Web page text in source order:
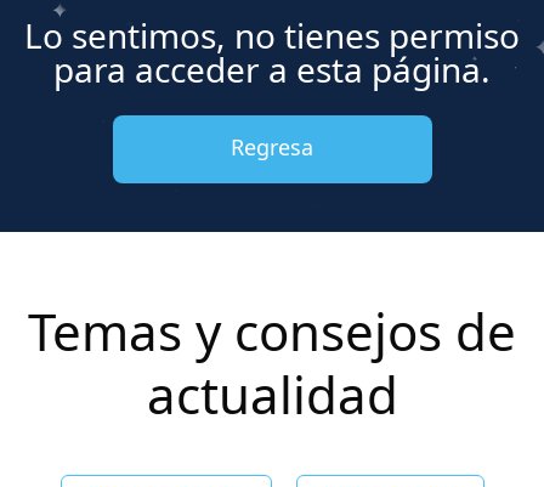
Lo sentimos, no tienes permiso
para acceder a esta página.
Regresa
Temas y consejos de
actualidad